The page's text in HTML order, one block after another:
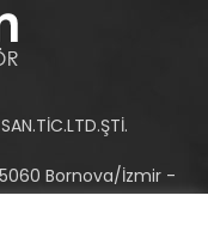
Bornova/İzmir -